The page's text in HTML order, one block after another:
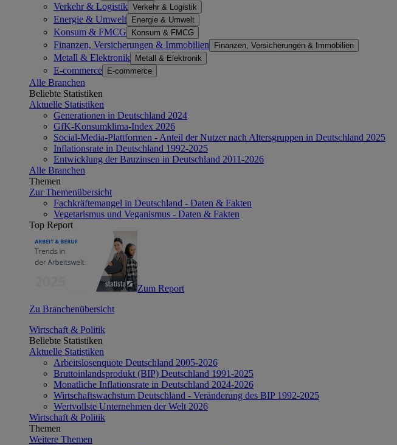
Verkehr & Logistik Verkehr & Logistik
Energie & Umwelt Energie & Umwelt
Konsum & FMCG Konsum & FMCG
Finanzen, Versicherungen & Immobilien Finanzen, Versicherungen & Immobilien
Metall & Elektronik Metall & Elektronik
E-commerce E-commerce
Alle Branchen
Beliebte Statistiken
Aktuelle Statistiken
Generationen in Deutschland 2024
GfK-Konsumklima-Index 2026
Social-Media-Plattformen - Anteil der Nutzer nach Altersgruppen in Deutschland 2025
Inflationsrate in Deutschland 1992-2025
Entwicklung der Bauzinsen in Deutschland 2011-2026
Alle Branchen
Themen
Zur Themenübersicht
Fachkräftemangel in Deutschland - Daten & Fakten
Vegetarismus und Veganismus - Daten & Fakten
Top Report
Zum Report
Zu Branchenübersicht
Wirtschaft & Politik
Beliebte Statistiken
Aktuelle Statistiken
Arbeitslosenquote Deutschland 2005-2026
Bruttoinlandsprodukt (BIP) Deutschland 1991-2025
Monatliche Inflationsrate in Deutschland 2024-2026
Wirtschaftswachstum Deutschland - Veränderung des BIP 1992-2025
Wertvollste Unternehmen der Welt 2026
Wirtschaft & Politik
Themen
Weitere Themen